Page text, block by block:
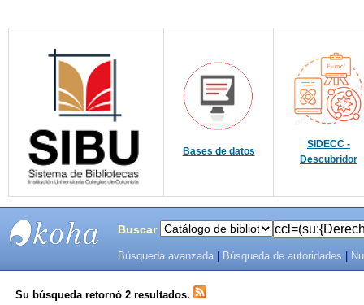
Bases de datos
SIDECC -
Descubridor
SISTEMAS
Buscar
Búsqueda avanzada Búsqueda de autoridades
Su búsqueda retornó 2 resultados.